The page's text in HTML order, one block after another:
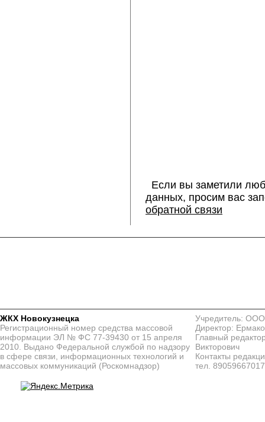
Если вы заметили
данных, просим вас
обратной связи
ЖКХ Новокузнецка
Регистрационный номер средства массовой
информации ЭЛ № ФС 77-39430 от 15 апреля
2010. Выдано Федеральной службой по надзору
в сфере связи, информационных технологий и
массовых коммуникаций (Роскомнадзор)
Учредитель:
Директор:
Главный
Викторович
Контакты
тел. 89059667017